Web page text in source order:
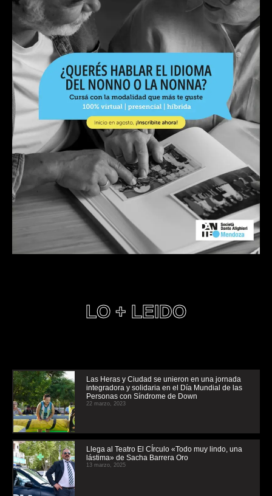
LO + LEIDO
Las Heras y Ciudad se unieron en una jornada
integradora y solidaria en el Día Mundial de las
Personas con Síndrome de Down
22 marzo, 2023
Llega al Teatro El CÍrculo «Todo muy lindo, una
lástima» de Sacha Barrera Oro
13 marzo, 2025